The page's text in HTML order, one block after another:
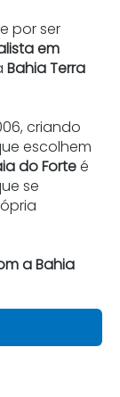
por ser
em
Bahia Terra
criando
escolhem
do Forteé
se
a Bahia